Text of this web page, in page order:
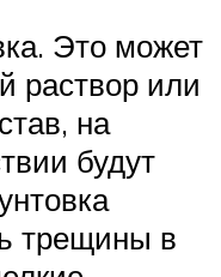
Это может
раствор или
на
будут
трещины в